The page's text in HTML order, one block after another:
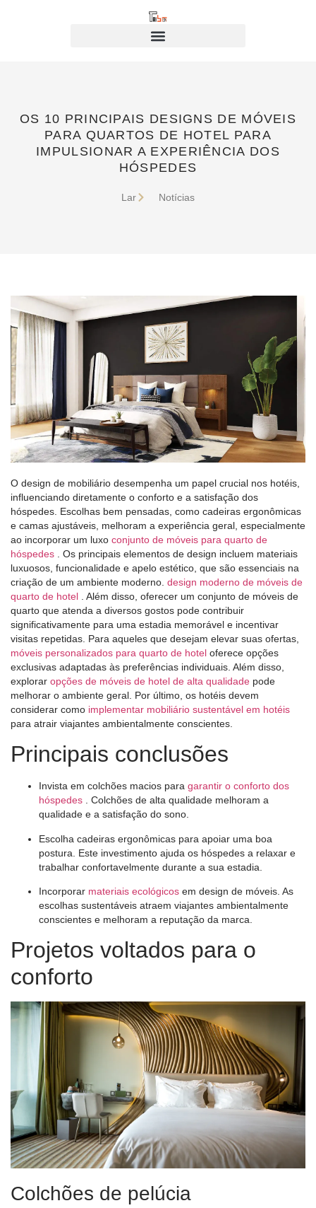
OS 10 PRINCIPAIS DESIGNS DE MÓVEIS
PARA QUARTOS DE HOTEL PARA
IMPULSIONAR A EXPERIÊNCIA DOS
HÓSPEDES
Lar Notícias
O design de mobiliário desempenha um papel crucial nos hotéis,
influenciando diretamente o conforto e a satisfação dos
hóspedes. Escolhas bem pensadas, como cadeiras ergonômicas
e camas ajustáveis, melhoram a experiência geral, especialmente
ao incorporar um luxo conjunto de móveis para quarto de
hóspedes
. Os principais elementos de design incluem materiais
luxuosos, funcionalidade e apelo estético, que são essenciais na
criação de um ambiente moderno. design moderno de móveis de
quarto de hotel
. Além disso, oferecer um conjunto de móveis de
quarto que atenda a diversos gostos pode contribuir
significativamente para uma estadia memorável e incentivar
visitas repetidas. Para aqueles que desejam elevar suas ofertas,
móveis personalizados para quarto de hotel oferece opções
exclusivas adaptadas às preferências individuais. Além disso,
explorar opções de móveis de hotel de alta qualidade pode
melhorar o ambiente geral. Por último, os hotéis devem
considerar como implementar mobiliário sustentável em hotéis
para atrair viajantes ambientalmente conscientes.
Principais conclusões
Invista em colchões macios para garantir o conforto dos
hóspedes . Colchões de alta qualidade melhoram a
qualidade e a satisfação do sono.
Escolha cadeiras ergonômicas para apoiar uma boa
postura. Este investimento ajuda os hóspedes a relaxar e
trabalhar confortavelmente durante a sua estadia.
Incorporar materiais ecológicos em design de móveis. As
escolhas sustentáveis ​​atraem viajantes ambientalmente
conscientes e melhoram a reputação da marca.
Projetos voltados para o
conforto
Colchões de pelúcia